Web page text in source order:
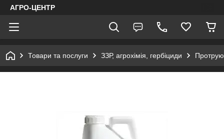
АГРО-ЦЕНТР
Товари та послуги ЗЗР, агрохімія, гербіциди